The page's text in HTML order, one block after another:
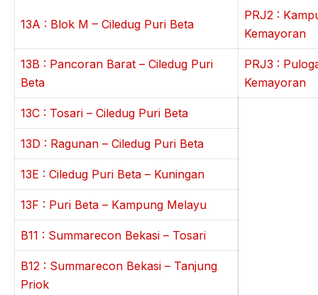
13A : Blok M – Ciledug Puri Beta
PRJ2 :
Kemayoran
13B : Pancoran Barat – Ciledug Puri
Beta
PRJ3 :
Kemayoran
13C : Tosari – Ciledug Puri Beta
13D : Ragunan – Ciledug Puri Beta
13E : Ciledug Puri Beta – Kuningan
13F : Puri Beta – Kampung Melayu
B11 : Summarecon Bekasi – Tosari
B12 : Summarecon Bekasi – Tanjung
Priok